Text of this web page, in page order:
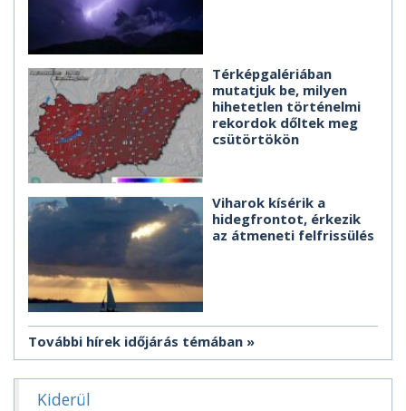
Térképgalériában
mutatjuk be, milyen
hihetetlen történelmi
rekordok dőltek meg
csütörtökön
Viharok kísérik a
hidegfrontot, érkezik
az átmeneti felfrissülés
További hírek időjárás témában
Kiderül